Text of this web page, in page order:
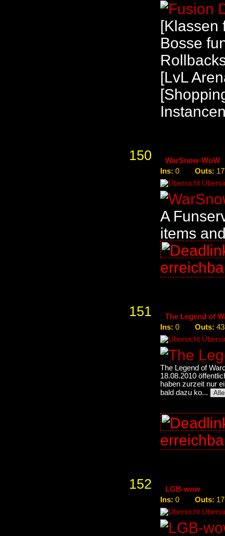
[Klassen
Bosse
[LvL
150
WarSnow-WoW
Ins: 0 Outs:
A
items
151
The Legend of
Ins: 0 Outs:
The Legend of
18.08.2010
haben zurzeit nur
bald dazu ko...
152
LGB-wow
Ins: 0 Outs: